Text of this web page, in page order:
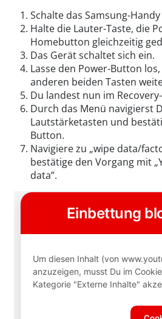
Schalte das Samsung-Handy
Halte die Lauter-Taste, die
Homebutton gleichzeitig
Das Gerät schaltet sich ein.
Lasse den Power-Button
anderen beiden Tasten
Du landest nun im
Durch das Menü navigierst
Lautstärketasten und
Button.
Navigiere zu „wipe data/
bestätige den Vorgang mit
data”.